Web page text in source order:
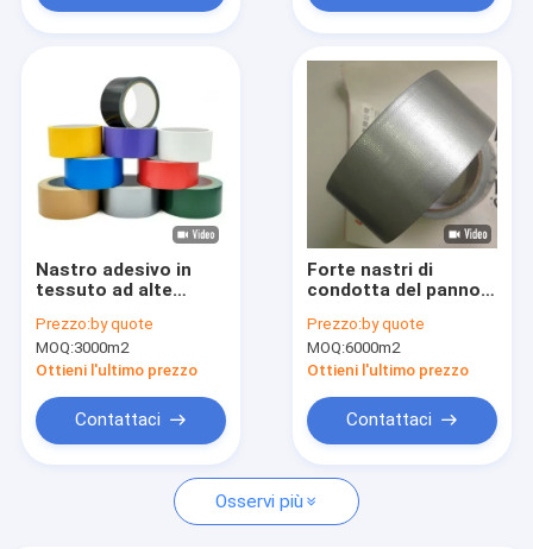
Prodotti
Circa noi
Nastro adesivo dell'isolamento
Nastro dell'isolamento del panno di vetro
Nastro termoresistente dell'isolamento
Nastro adesivo in
tessuto ad alte
adesivo 15N/25mm e
resistenza alla
trazione 60N/25mm
industriale
Prezzo:by quote
MOQ:3000m2
Ottieni l'ultimo prezzo
Contattaci
Forte nastri di
condotta del panno
27 - maglia 70
Prezzo:by quote
MOQ:6000m2
Ottieni l'ultimo prezzo
Contattaci
Osservi più